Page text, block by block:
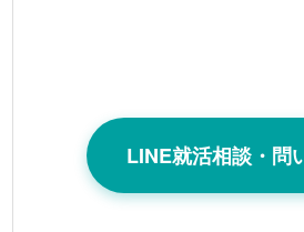
LINE就活相談・問